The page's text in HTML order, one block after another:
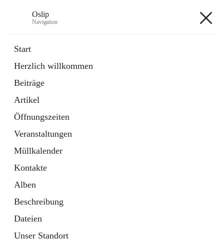
Oslip
Navigation
Start
Herzlich willkommen
Beiträge
Artikel
Öffnungszeiten
Veranstaltungen
Müllkalender
Kontakte
Alben
Beschreibung
Dateien
Unser Standort
Externe Webseite
in
Tab
Bundeskanzleramt Österreich
Externe Webseite
öffnet
in
neuem
Tab